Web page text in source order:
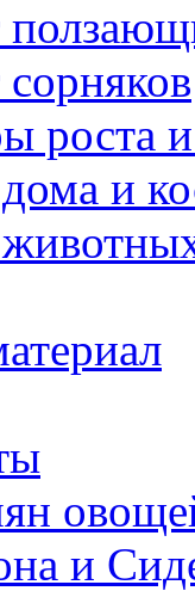
роста и
и
и